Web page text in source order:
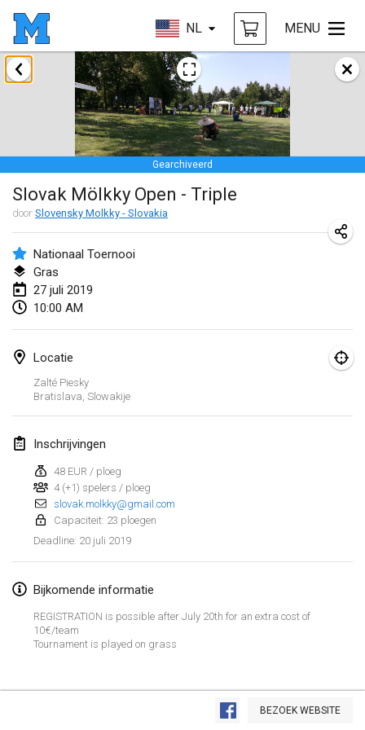
NL MENU
Weergave lijst
Gearchiveerd
Slovak Mölkky Open - Triple
door Slovensky Molkky - Slovakia
Nationaal Toernooi
Gras
27 juli 2019
10:00 AM
Locatie
Zalté Piesky
Bratislava Slowakije
Inschrijvingen
48 EUR / ploeg
4 (+1) spelers / ploeg
slovak.molkky@gmail.com
Capaciteit: 23 ploegen
Deadline: 20 juli 2019
Bijkomende informatie
REGISTRATION is possible after July 20th for an extra cost of
10€/team
Tournament is played on grass
BEZOEK WEBSITE
januari 2019
New Year's Throw Mölkky
1 jan. 2019|Tsjechië
Tournoi Mixte ASPTTOM
20 jan. 2019|Frankrijk
Tournoi d'Hiver
26 jan. 2019|Frankrijk
Liekki Cup
26 jan. 2019
26 jan. 2019
Kotka Mölkky Open Indoor
2 feb. 2019|Finland
Lumi Mölkky
9 feb. 2019|Finland
Tournoi de la St Valentin
9 feb. 2019 | Frankrijk
OTH
16 feb. 2019|Finland